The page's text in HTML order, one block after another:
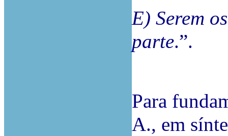
E) Serem
parte.”.
Para
A., em